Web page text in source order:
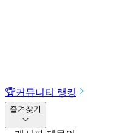
🏆커뮤니티 랭킹
즐겨찾기